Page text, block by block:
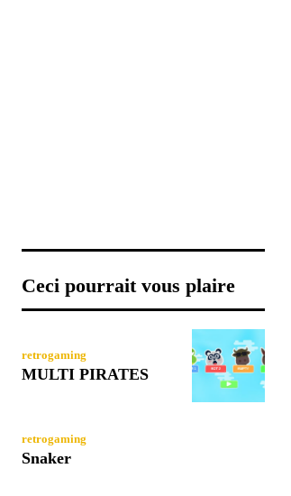
Ceci pourrait vous plaire
retrogaming
MULTI PIRATES
retrogaming
Snaker